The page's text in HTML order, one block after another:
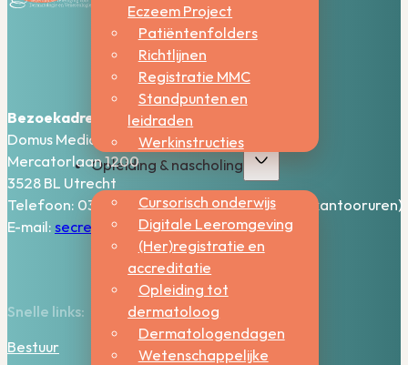
Eczeem Project
Patiëntenfolders
Richtlijnen
Registratie MMC
Standpunten en
leidraden
Werkinstructies
Opleiding & nascholing
Cursorisch onderwijs
Digitale Leeromgeving
(Her)registratie en
accreditatie
Opleiding tot
dermatoloog
Dermatologendagen
Wetenschappelijke
Bezoekadres:
Domus Medica – 5e verdieping
Mercatorlaan 1200
3528 BL Utrecht
Telefoon: 030-2006800 (bereikbaar tijdens kantooruren)
E-mail: secretariaat@nvdv.nl
Snelle links:
Bestuur